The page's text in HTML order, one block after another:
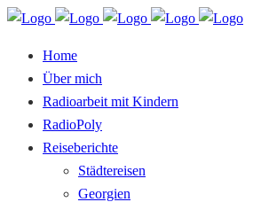
Home
Über mich
Radioarbeit mit Kindern
RadioPoly
Reiseberichte
Städtereisen
Georgien